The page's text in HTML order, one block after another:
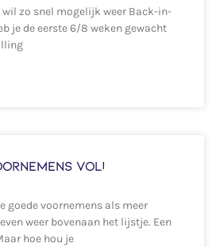
wil zo snel mogelijk weer Back-in-
je de eerste 6/8 weken gewacht
vol!
goede voornemens als meer
weer bovenaan het lijstje. Een
hoe hou je